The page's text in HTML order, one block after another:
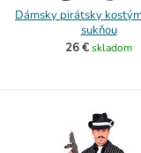
Dámsky pirátsky
sukňou
26 €skladom